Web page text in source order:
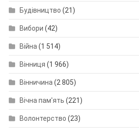
Будівництво (21)
Вибори (42)
Війна (1 514)
Вінниця (1 966)
Вінничина (2 805)
Вічна пам'ять (221)
Волонтерство (23)